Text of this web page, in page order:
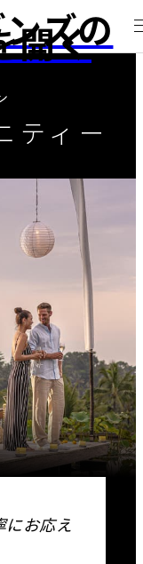
ズの
開く
ティー
にお応え